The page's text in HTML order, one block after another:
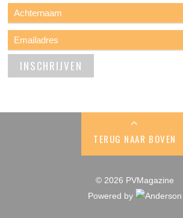
TERUG NAAR BOVEN
© 2026 PVMagazine
Powered by